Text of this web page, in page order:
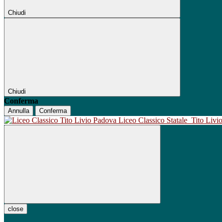
Chiudi
Chiudi
Conferma
Annulla Conferma
Liceo Classico Statale Tito Livio
close